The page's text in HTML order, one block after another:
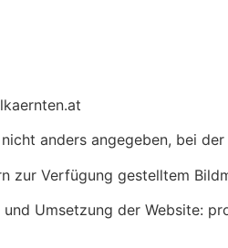
anders angegeben, bei
zur Verfügung gestelltem
Umsetzung der Website: